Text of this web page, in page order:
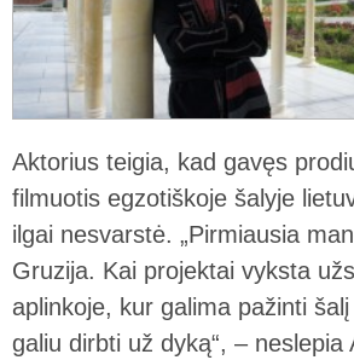
Aktorius teigia, kad gavęs
filmuotis egzotiškoje šalyje
ilgai nesvarstė. „Pirmiausia
Gruzija. Kai projektai vyksta
aplinkoje, kur galima pažinti
galiu dirbti už dyką“, – neslepia